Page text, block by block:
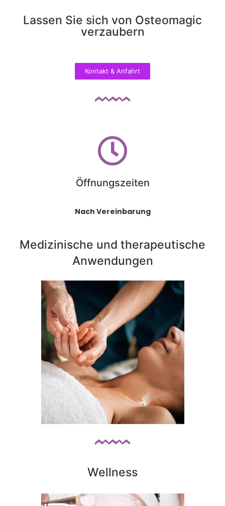
Lassen Sie sich von Osteomagic
verzaubern
Kontakt & Anfahrt
Öffnungszeiten
Nach Vereinbarung
Medizinische und therapeutische
Anwendungen
Wellness